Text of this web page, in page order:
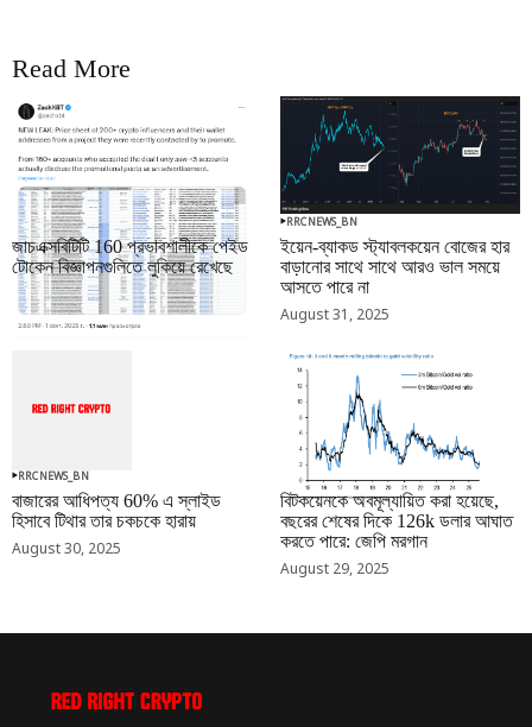
Read More
RRCNEWS_BN
জাচএক্সবিটিটি 160 প্রভাবশালীকে পেইড
টোকেন বিজ্ঞাপনগুলিতে লুকিয়ে রেখেছে
September 01, 2025
RRCNEWS_BN
ইয়েন-ব্যাকড স্ট্যাবলকয়েন বোজের হার
বাড়ানোর সাথে সাথে আরও ভাল সময়ে
আসতে পারে না
August 31, 2025
RRCNEWS_BN
বাজারের আধিপত্য 60% এ স্লাইড
হিসাবে টিথার তার চকচকে হারায়
August 30, 2025
RRCNEWS_BN
বিটকয়েনকে অবমূল্যায়িত করা হয়েছে,
বছরের শেষের দিকে 126k ডলার আঘাত
করতে পারে: জেপি মরগান
August 29, 2025